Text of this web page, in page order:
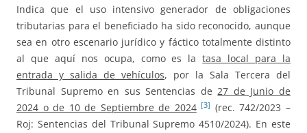
Indica que el uso intensivo generador de obligaciones
tributarias para el beneficiado ha sido reconocido, aunque
sea en otro escenario jurídico y fáctico totalmente distinto
al que aquí nos ocupa, como es latasa local para la
entrada y salida de vehículos, por la Sala Tercera del
Tribunal Supremo en sus Sentencias de27 de Junio de
2024 o de 10 de Septiembre de 2024 [3] (rec. 742/2023 –
Roj: Sentencias del Tribunal Supremo 4510/2024). En este